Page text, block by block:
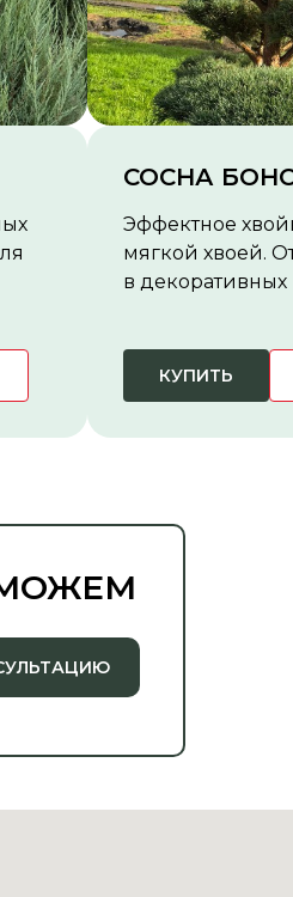
СОСНА
Эффектное
мягкой хвоей.
в декоративных
КУПИТЬ